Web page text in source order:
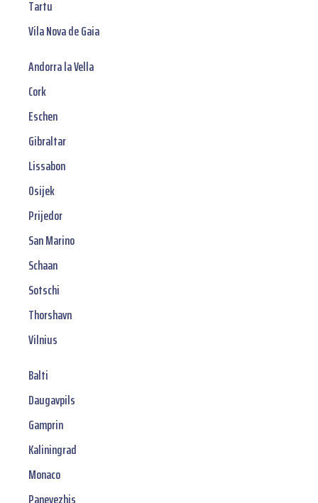
Tartu
Vila Nova de Gaia
Andorra la Vella
Cork
Eschen
Gibraltar
Lissabon
Osijek
Prijedor
San Marino
Schaan
Sotschi
Thorshavn
Vilnius
Balti
Daugavpils
Gamprin
Kaliningrad
Monaco